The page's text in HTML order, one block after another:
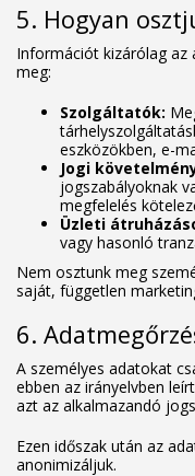
5. Hogyan
Információt kizárólag
meg:
Szolgáltatók:
eszközökben, e-
Jogi
jogszabályoknak
megfelelés
Üzleti
vagy hasonló
Nem osztunk meg
saját, független
6.
A személyes adatokat
ebben az irányelvben
azt az alkalmazandó
Ezen időszak után az
anonimizáljuk.